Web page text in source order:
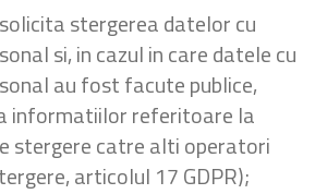
stergerea datelor cu
si, in cazul in care datele cu
au fost facute publice,
informatiilor referitoare la
stergere catre alti operatori
articolul 17 GDPR);